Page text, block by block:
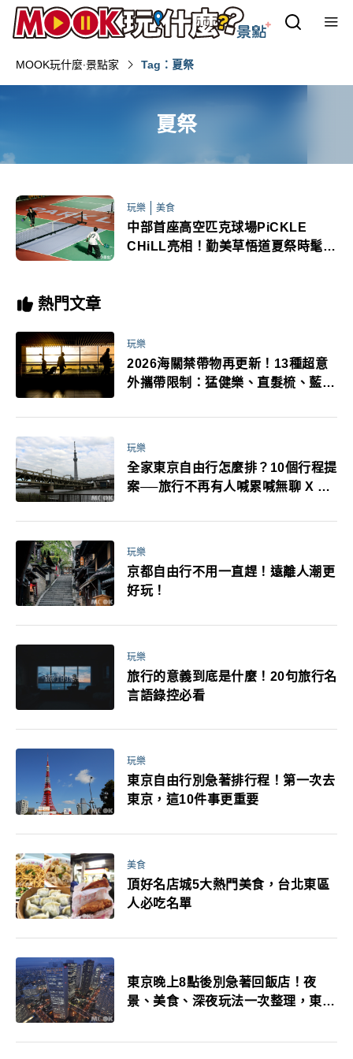
MOOK玩什麼‧景點家 Tag：夏祭
夏祭
玩樂 美食
中部首座高空匹克球場PiCKLE
CHiLL亮相！勤美草悟道夏祭時髦潮
熱門文章
玩樂
2026海關禁帶物再更新！13種超意
外攜帶限制：猛健樂、直髮梳、藍牙
萬！注意事項一次看！
玩樂
全家東京自由行怎麼排？10個行程提
案──旅行不再有人喊累喊無聊 X 爸
玩樂
京都自由行不用一直趕！遠離人潮更
好玩！
玩樂
旅行的意義到底是什麼！20句旅行名
言語錄控必看
玩樂
東京自由行別急著排行程！第一次去
東京，這10件事更重要
美食
頂好名店城5大熱門美食，台北東區
人必吃名單
東京晚上8點後別急著回飯店！夜
景、美食、深夜玩法一次整理，東京